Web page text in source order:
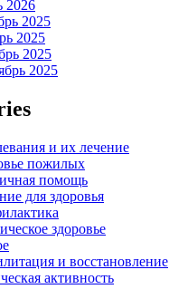
2026
2025
2025
2025
2025
и их лечение
пожилых
помощь
для здоровья
здоровье
и восстановление
активность